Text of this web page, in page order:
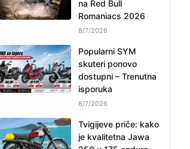
na Red Bull
Romaniacs 2026
8/7/2026
Popularni SYM
skuteri ponovo
dostupni – Trenutna
isporuka
8/7/2026
Tvigijeve priče: kako
je kvalitetna Jawa